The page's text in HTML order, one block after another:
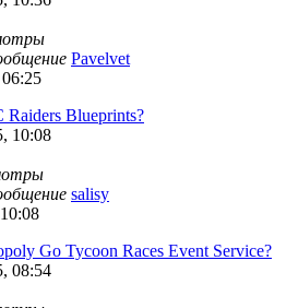
Pavelvet
Blueprints?
10:08
salisy
Go Tycoon Races Event Service?
08:54